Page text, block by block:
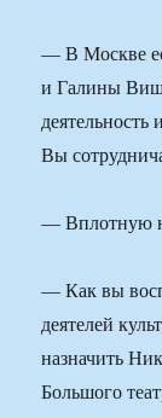
— В Москве
и Галины
Вы
— Вплотную
— Как вы
деятелей
назначить
Большого